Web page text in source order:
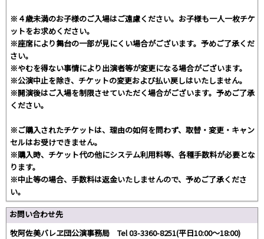
※４歳未満のお子様のご入場はご遠慮ください。お子様も一人一枚チケ
ットをお求めください。
※座席により舞台の一部が見にくい場合がございます。予めご了承くだ
さい。
※やむを得ない事情により出演者等が変更になる場合がございます。
※公演中止を除き、チケットの変更および払い戻しはいたしません。
※開演後はご入場を制限させていただく場合がございます。予めご了承
ください。
※ご購入されたチケットは、理由の如何を問わず、取替・変更・キャン
セルはお受けできません。
※購入時、チケット代の他にシステム利用料等、各種手数料が必要とな
ります。
※中止等の場合、手数料は返金いたしませんので、予めご了承くださ
い。
お問い合わせ先
牧阿佐美バレヱ団公演事務局 Tel 03-3360-8251(平日10:00～18:00)